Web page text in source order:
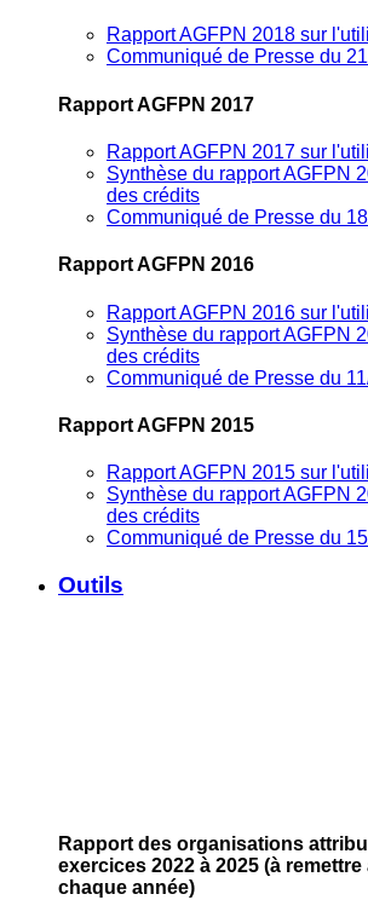
Rapport AGFPN 2018 sur
Communiqué de Presse du
Rapport AGFPN 2017
Rapport AGFPN 2017 sur
Synthèse du rapport AGFPN
des crédits
Communiqué de Presse du
Rapport AGFPN 2016
Rapport AGFPN 2016 sur
Synthèse du rapport AGFPN
des crédits
Communiqué de Presse du
Rapport AGFPN 2015
Rapport AGFPN 2015 sur
Synthèse du rapport AGFPN
des crédits
Communiqué de Presse du
Outils
Rapport des organisations
exercices 2022 à 2025 (à remettre
chaque année)